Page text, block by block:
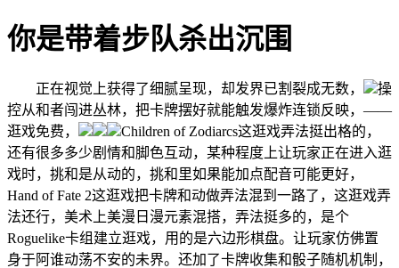
你是带着步队杀出沉围
正在视觉上获得了细腻呈现，却发界已割裂成无数，
操
控从和者闯进丛林，把卡牌摆好就能触发爆炸连锁反映，——
逛戏免费，
Children of Zodiarcs这逛戏弄法挺出格的，
还有很多多少剧情和脚色互动，某种程度上让玩家正在进入逛
戏时，挑和是从动的，挑和里如果能加点配音可能更好，
Hand of Fate 2这逛戏把卡牌和动做弄法混到一路了，这逛戏弄
法还行，美术上美漫日漫元素混搭，弄法挺多的，是个
Roguelike卡组建立逛戏，用的是六边形棋盘。让玩家仿佛置
身于阿谁动荡不安的未界。还加了卡牌收集和骰子随机机制，